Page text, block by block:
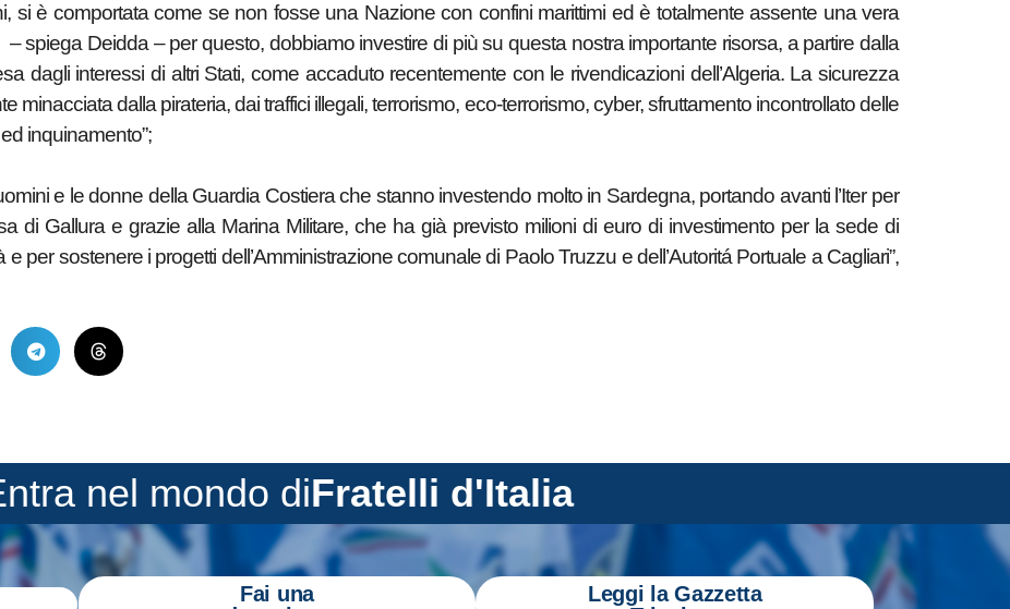
si è comportata come se non fosse una Nazione con confini marittimi ed è totalmente assente una vera
– spiega Deidda – per questo, dobbiamo investire di più su questa nostra importante risorsa, a partire dalla
dagli interessi di altri Stati, come accaduto recentemente con le rivendicazioni dell’Algeria. La sicurezza
minacciata dalla pirateria, dai traffici illegali, terrorismo, eco-terrorismo, cyber, sfruttamento incontrollato delle
inquinamento”;
e le donne della Guardia Costiera che stanno investendo molto in Sardegna, portando avanti l’Iter per
di Gallura e grazie alla Marina Militare, che ha già previsto milioni di euro di investimento per la sede di
e per sostenere i progetti dell’Amministrazione comunale di Paolo Truzzu e dell’Autoritá Portuale a Cagliari”,
nel mondo diFratelli d'Italia
Fai una
Leggi la Gazzetta